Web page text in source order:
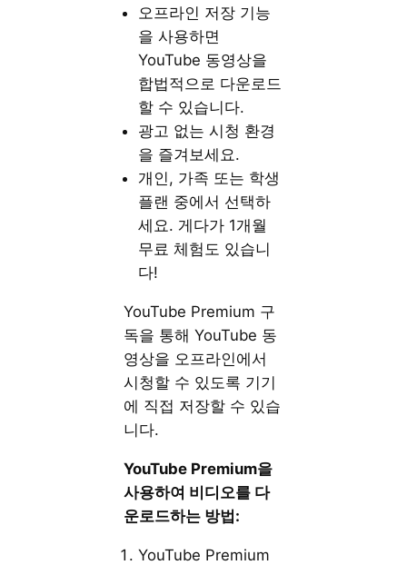
오프라인 저장 기능
을 사용하면
YouTube 동영상을
합법적으로 다운로드
할 수 있습니다.
광고 없는 시청 환경
을 즐겨보세요.
개인, 가족 또는 학생
플랜 중에서 선택하
세요. 게다가 1개월
무료 체험도 있습니
다!
YouTube Premium 구
독을 통해 YouTube 동
영상을 오프라인에서
시청할 수 있도록 기기
에 직접 저장할 수 있습
니다.
YouTube Premium을
사용하여 비디오를 다
운로드하는 방법:
YouTube Premium